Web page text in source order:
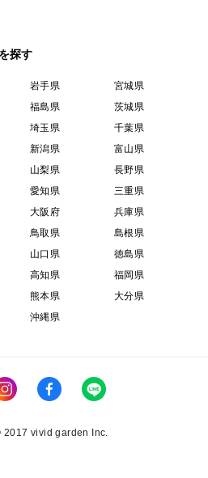
探す
岩手県
宮城県
福島県
茨城県
埼玉県
千葉県
新潟県
富山県
山梨県
長野県
愛知県
三重県
大阪府
兵庫県
鳥取県
島根県
山口県
徳島県
高知県
福岡県
熊本県
大分県
沖縄県
vivid garden Inc.